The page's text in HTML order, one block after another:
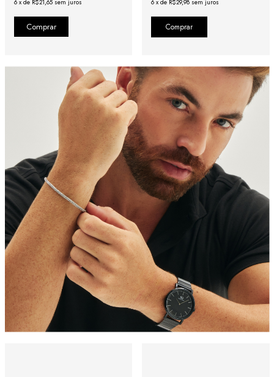
6 x de R$21,65 sem juros 6 x de R$29,98 sem juros
Comprar